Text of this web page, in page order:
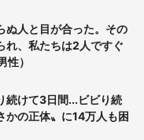
ぬ人と目が合った。その
れ、私たちは2人ですぐ
）
続けて3日間...ビビり続
の正体〟に14万人も困